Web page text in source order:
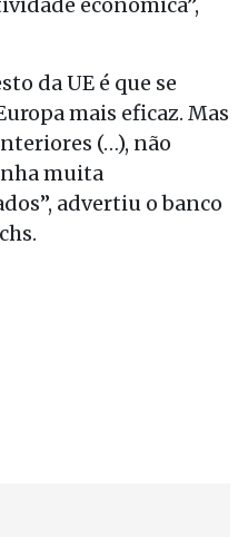
da UE é que se
mais eficaz. Mas
(…), não
muita
advertiu o banco